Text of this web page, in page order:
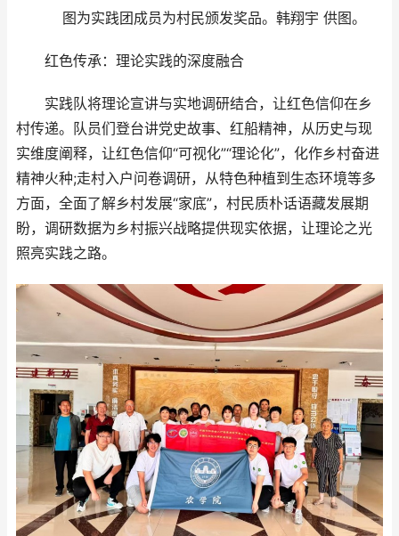
图为实践团成员为村民颁发奖品。韩翔宇 供图。
红色传承：理论实践的深度融合
实践队将理论宣讲与实地调研结合，让红色信仰在乡
村传递。队员们登台讲党史故事、红船精神，从历史与现
实维度阐释，让红色信仰“可视化”“理论化”，化作乡村奋进
精神火种;走村入户问卷调研，从特色种植到生态环境等多
方面，全面了解乡村发展“家底”，村民质朴话语藏发展期
盼，调研数据为乡村振兴战略提供现实依据，让理论之光
照亮实践之路。